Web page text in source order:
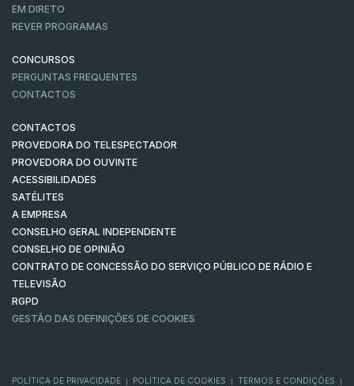
EM DIRETO
REVER PROGRAMAS
CONCURSOS
PERGUNTAS FREQUENTES
CONTACTOS
CONTACTOS
PROVEDORA DO TELESPECTADOR
PROVEDORA DO OUVINTE
ACESSIBILIDADES
SATÉLITES
A EMPRESA
CONSELHO GERAL INDEPENDENTE
CONSELHO DE OPINIÃO
CONTRATO DE CONCESSÃO DO SERVIÇO PÚBLICO DE RÁDIO E
TELEVISÃO
RGPD
GESTÃO DAS DEFINIÇÕES DE COOKIES
POLÍTICA DE PRIVACIDADE POLÍTICA DE COOKIES TERMOS E CONDIÇÕES